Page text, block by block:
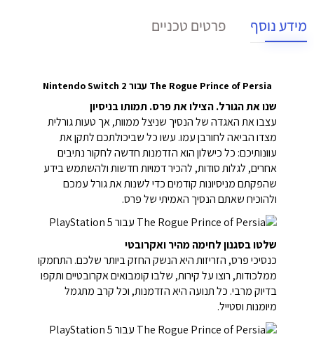
מידע נוסף פרטים טכניים
The Rogue Prince of Persia עבור Nintendo Switch 2
שנו את הגורל. הצילו את פרס. תמותו בניסיון
עצבו את האגדה של הנסיך שניצל ממוות, אך טעות גורלית
מצדו הביאה לחורבן עמו. עשו כל שביכולתכם לתקן את
עוונותיכם: כל כישלון הוא הזדמנות חדשה לחקור נתיבים
אחרים, לגלות סודות, להכיר דמויות חדשות ולהשתמש בידע
שהפקתם מניסיונות קודמים כדי לשנות את גורל עמכם
ולהוכיח שאתם הנסיך האמיתי של פרס.
שלטו בסגנון לחימה מהיר ואקרובטי
כנסיכי פרס, הזריזות היא הנשק החזק ביותר שלכם. התחמקו
ממלכודות, רוצו על קירות, שלבו קומבואים אקרובטיים ותקפו
בדיוק מרבי. כל תנועה היא הזדמנות, וכל קרב מתגמל
מיומנות וסטייל.